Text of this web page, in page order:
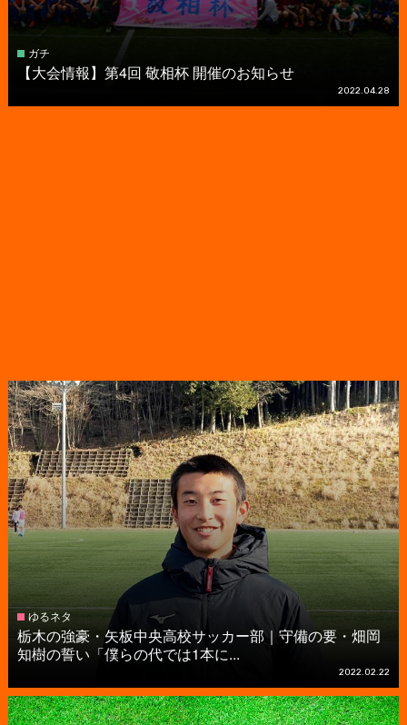
ガチ
【大会情報】第4回 敬相杯 開催のお知らせ
2022.04.28
ゆるネタ
栃木の強豪・矢板中央高校サッカー部｜守備の要・畑岡
知樹の誓い「僕らの代では1本に...
2022.02.22